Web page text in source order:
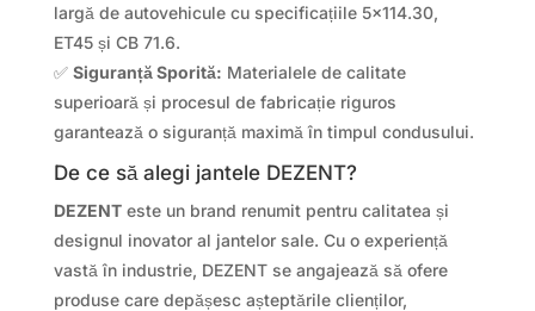
largă de autovehicule cu specificațiile 5×114.30,
ET45 și CB 71.6.
✅ Siguranță Sporită: Materialele de calitate
superioară și procesul de fabricație riguros
garantează o siguranță maximă în timpul condusului.
De ce să alegi jantele DEZENT?
DEZENTeste un brand renumit pentru calitatea și
designul inovator al jantelor sale. Cu o experiență
vastă în industrie, DEZENT se angajează să ofere
produse care depășesc așteptările clienților,